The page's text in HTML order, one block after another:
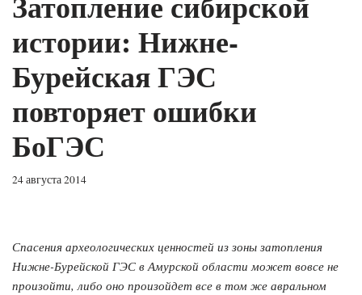
истории: Нижне-
Бурейская ГЭС
повторяет ошибки
БоГЭС
24 августа 2014
Спасения археологических ценностей из зоны затопления
Нижне-Бурейской ГЭС в Амурской области может вовсе не
произойти, либо оно произойдет все в том же авральном